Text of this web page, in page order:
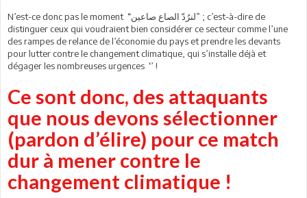
N’est-ce donc pas le moment “لنرُدّ الصاع صاعين” ; c’est-à-dire de
distinguer ceux qui voudraient bien considérer ce secteur comme l’une
des rampes de relance de l’économie du pays et prendre les devants
pour lutter contre le changement climatique, qui s’installe déjà et
dégager les nombreuses urgences ‘’ !
Ce sont donc, des attaquants
que nous devons sélectionner
(pardon d’élire) pour ce match
dur à mener contre le
changement climatique !